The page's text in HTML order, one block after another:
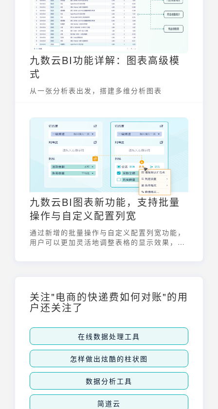
九数云BI功能详解：图表高级模
式
从一张分析表出发，搭建多维分析图表
九数云BI图表新功能，支持批量
操作与自定义配置列宽
通过新增的批量操作与自定义配置列宽功能，
用户可以更加灵活地调整表格的显示效果，提
关注"电商的快递费如何对账"的用
户还关注了
在线数据处理工具
怎样做出炫酷的柱状图
数据分析工具
简道云